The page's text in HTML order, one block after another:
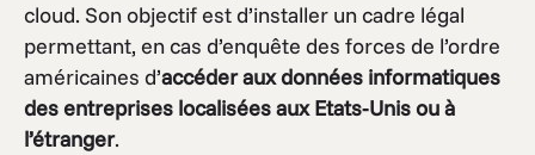
cloud. Son objectif est d’installer un cadre légal
permettant, en cas d’enquête des forces de l’ordre
américaines d’accéder aux données informatiques
des entreprises localisées aux Etats-Unis ou à
l’étranger.